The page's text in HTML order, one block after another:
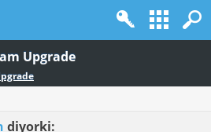
Upgrade
diyorki: